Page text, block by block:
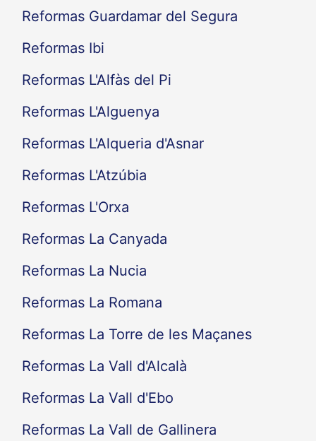
Reformas Guardamar del Segura
Reformas Ibi
Reformas L'Alfàs del Pi
Reformas L'Alguenya
Reformas L'Alqueria d'Asnar
Reformas L'Atzúbia
Reformas L'Orxa
Reformas La Canyada
Reformas La Nucia
Reformas La Romana
Reformas La Torre de les Maçanes
Reformas La Vall d'Alcalà
Reformas La Vall d'Ebo
Reformas La Vall de Gallinera